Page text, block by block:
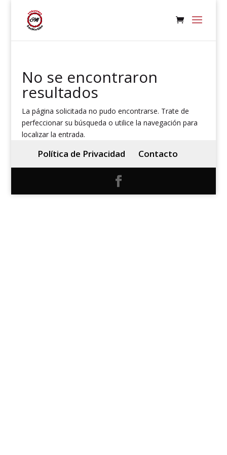
No se encontraron
resultados
La página solicitada no pudo encontrarse. Trate de
perfeccionar su búsqueda o utilice la navegación para
localizar la entrada.
Política de Privacidad Contacto